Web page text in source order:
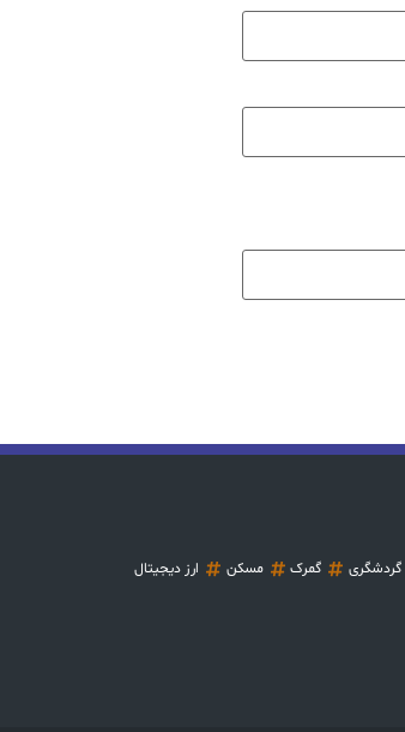
گردشگری گمرک مسکن
ارز دیجیتال